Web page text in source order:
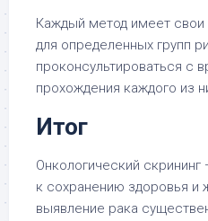
Каждый метод имеет свои
для определенных групп
проконсультироваться с
прохождения каждого из
Итог
Онкологический
к сохранению здоровья и
выявление рака